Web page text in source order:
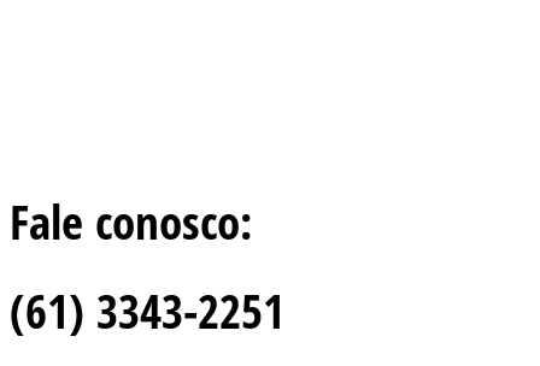
Fale conosco:
(61) 3343-2251